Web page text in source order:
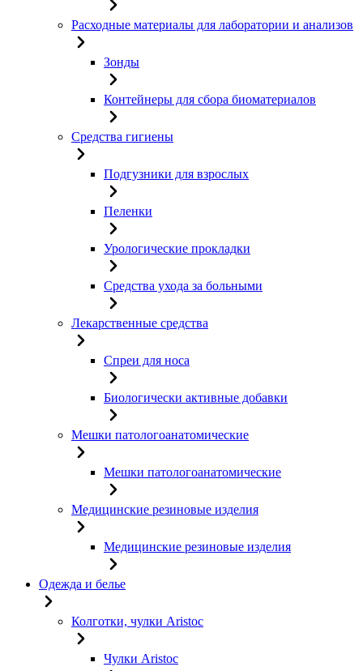
Расходные материалы для лаборатории и анализов
Зонды
Контейнеры для сбора биоматериалов
Средства гигиены
Подгузники для взрослых
Пеленки
Урологические прокладки
Средства ухода за больными
Лекарственные средства
Спреи для носа
Биологически активные добавки
Мешки патологоанатомические
Мешки патологоанатомические
Медицинские резиновые изделия
Медицинские резиновые изделия
Одежда и белье
Колготки, чулки Aristoc
Чулки Aristoc